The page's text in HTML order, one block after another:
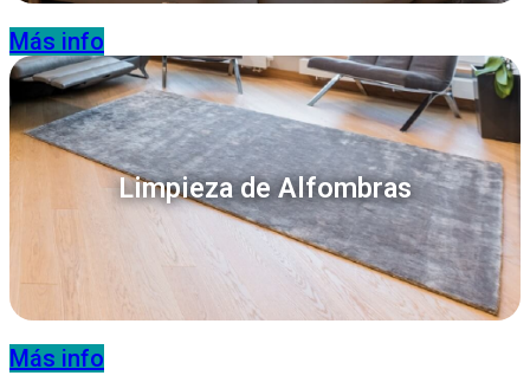
Más info
Limpieza de Alfombras
Más info